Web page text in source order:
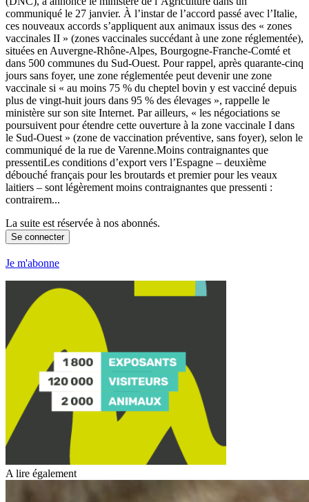
communiqué le 27 janvier. À l’instar de l’accord passé avec l’Italie,
ces nouveaux accords s’appliquent aux animaux issus des « zones
vaccinales II » (zones vaccinales succédant à une zone réglementée),
situées en Auvergne-Rhône-Alpes, Bourgogne-Franche-Comté et
dans 500 communes du Sud-Ouest. Pour rappel, après quarante-cinq
jours sans foyer, une zone réglementée peut devenir une zone
vaccinale si « au moins 75 % du cheptel bovin y est vacciné depuis
plus de vingt-huit jours dans 95 % des élevages », rappelle le
ministère sur son site Internet. Par ailleurs, « les négociations se
poursuivent pour étendre cette ouverture à la zone vaccinale I dans
le Sud-Ouest » (zone de vaccination préventive, sans foyer), selon le
communiqué de la rue de Varenne.Moins contraignantes que
pressentiLes conditions d’export vers l’Espagne – deuxième
débouché français pour les broutards et premier pour les veaux
laitiers – sont légèrement moins contraignantes que pressenti :
contrairem...
La suite est réservée à nos abonnés.
Se connecter
Je m'abonne
A lire également